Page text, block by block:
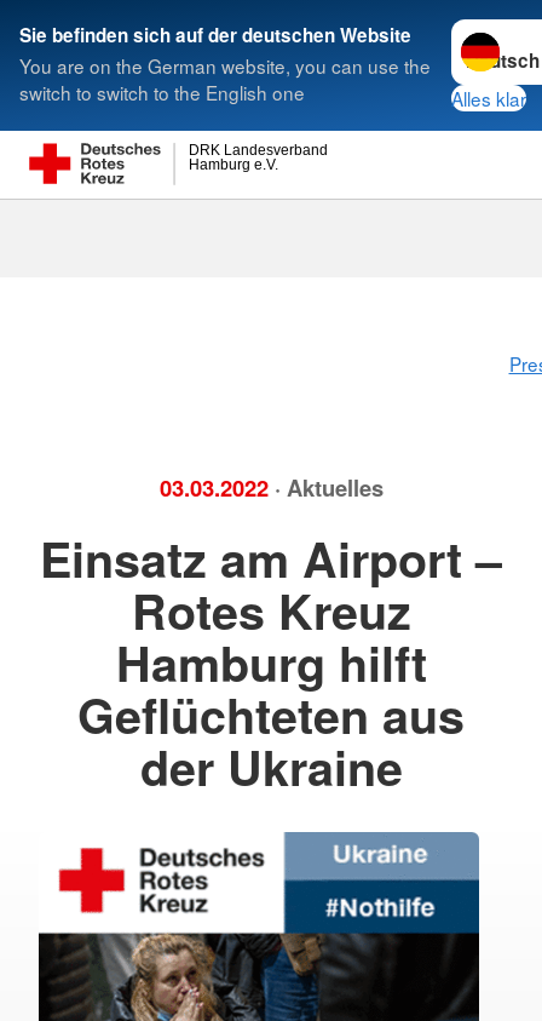
Sie befinden sich auf der deutschen Website
You are on the German website, you can use the
switch to switch to the English one
Sprache
Alles klar
Hamburg e.V.
DRK Landesverband
Suche
03.03.2022 · Aktuelles
Einsatz am Airport –
Rotes Kreuz
Hamburg hilft
Geflüchteten aus
der Ukraine